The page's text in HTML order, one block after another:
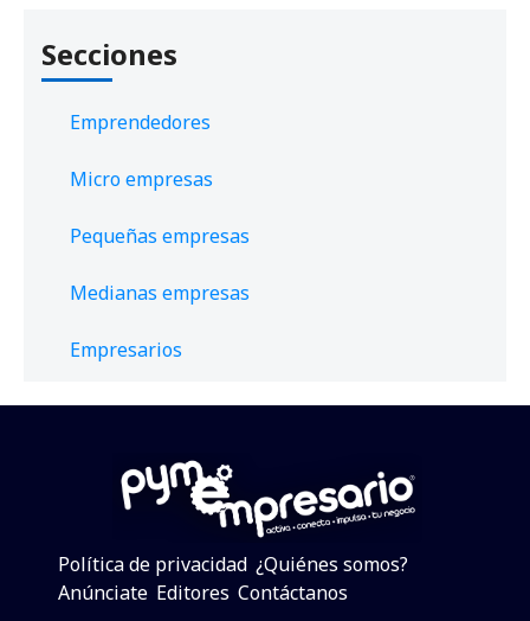
Secciones
Emprendedores
Micro empresas
Pequeñas empresas
Medianas empresas
Empresarios
Política de privacidad ¿Quiénes somos?
Anúnciate Editores Contáctanos